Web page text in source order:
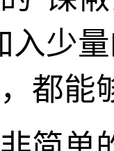
入少
都能